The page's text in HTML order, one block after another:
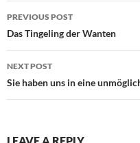
Post
navigation
PREVIOUS POST
Das Tingeling der Wanten
NEXT POST
Sie haben uns in eine